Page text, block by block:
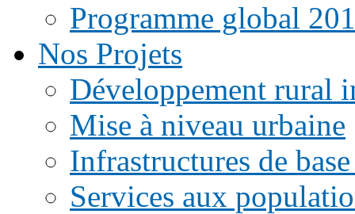
Programme global
Nos Projets
Développement rural
Mise à niveau urbaine
Infrastructures de
Services aux